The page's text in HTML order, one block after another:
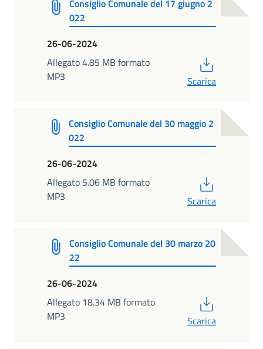
Consiglio Comunale del 17 giugno 2
022
26-06-2024
Allegato 4.85 MB formato
MP3
Scarica
Consiglio Comunale del 30 maggio 2
022
26-06-2024
Allegato 5.06 MB formato
MP3
Scarica
Consiglio Comunale del 30 marzo 20
22
26-06-2024
Allegato 18.34 MB formato
MP3
Scarica